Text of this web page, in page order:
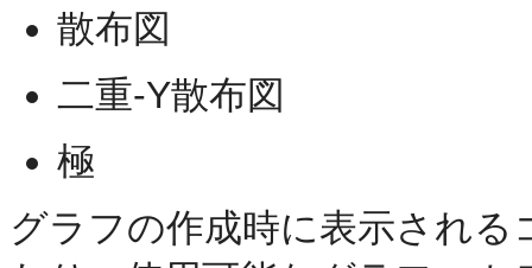
散布図
二重-Y散布図
極
グラフの作成時に表示され